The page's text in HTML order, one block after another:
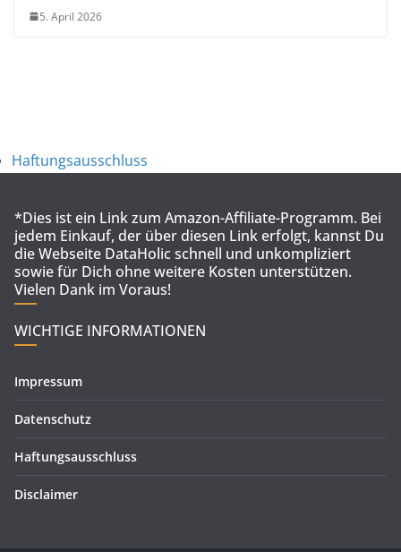
5. April 2026
Haftungsausschluss
*Dies ist ein Link zum Amazon-Affiliate-Programm. Bei
jedem Einkauf, der über diesen Link erfolgt, kannst Du
die Webseite DataHolic schnell und unkompliziert
sowie für Dich ohne weitere Kosten unterstützen.
Vielen Dank im Voraus!
WICHTIGE INFORMATIONEN
Impressum
Datenschutz
Haftungsausschluss
Disclaimer